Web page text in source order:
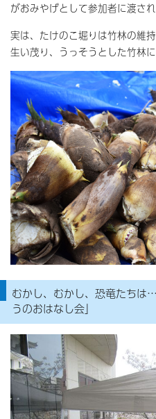
がおみやげとして参加者に渡され
実は、たけのこ堀りは竹林の維
生い茂り、うっそうとした竹林
むかし、むかし、恐竜たち
うのおはなし会」